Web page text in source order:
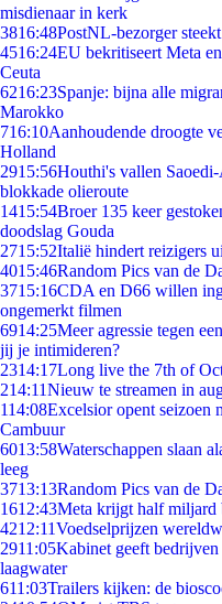
misdienaar in kerk
3816:48PostNL-bezorger
4516:24EU bekritiseert Meta
Ceuta
6216:23Spanje: bijna alle
Marokko
716:10Aanhoudende droogte
Holland
2915:56Houthi's vallen
blokkade olieroute
1415:54Broer 135 keer
doodslag Gouda
2715:52Italië hindert reizigers
4015:46Random Pics van de
3715:16CDA en D66 willen
ongemerkt filmen
6914:25Meer agressie tegen
jij je intimideren?
2314:17Long live the 7th of
214:11Nieuw te streamen in
114:08Excelsior opent seizoen
Cambuur
6013:58Waterschappen slaan
leeg
3713:13Random Pics van de
1612:43Meta krijgt half miljard
4212:11Voedselprijzen
2911:05Kabinet geeft bedrijven
laagwater
611:03Trailers kijken: de